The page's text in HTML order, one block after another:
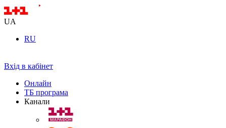
UA
RU
Вхід в кабінет
Онлайн
ТБ програма
Канали